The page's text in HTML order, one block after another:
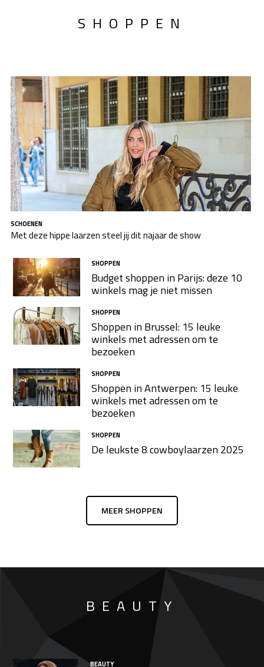
SHOPPEN
SCHOENEN
Met deze hippe laarzen steel jij dit najaar de show
SHOPPEN
Budget shoppen in Parijs: deze 10
winkels mag je niet missen
SHOPPEN
Shoppen in Brussel: 15 leuke
winkels met adressen om te
bezoeken
SHOPPEN
Shoppen in Antwerpen: 15 leuke
winkels met adressen om te
bezoeken
SHOPPEN
De leukste 8 cowboylaarzen​ 2025
MEER SHOPPEN
BEAUTY
BEAUTY